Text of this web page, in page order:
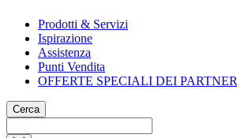
Prodotti & Servizi
Ispirazione
Assistenza
Punti Vendita
OFFERTE SPECIALI DEI PARTNER
Cerca